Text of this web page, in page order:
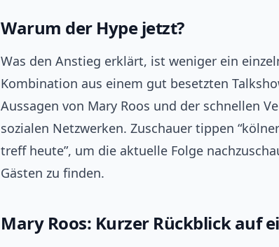
Warum der Hype jetzt?
Was den Anstieg erklärt, ist weniger ein
Kombination aus einem gut besetzten
Aussagen von Mary Roos und der schnellen
sozialen Netzwerken. Zuschauer tippen
treff heute”, um die aktuelle Folge
Gästen zu finden.
Mary Roos: Kurzer Rückblick auf